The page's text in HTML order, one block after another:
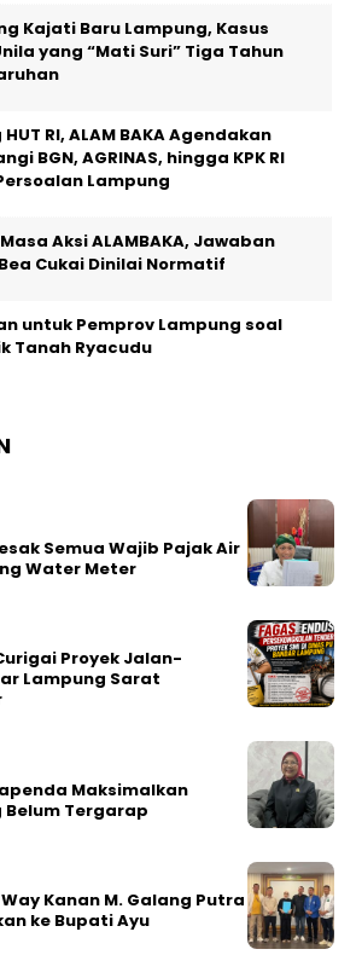
Kajati Baru Lampung, Kasus
yang “Mati Suri” Tiga Tahun
RI, ALAM BAKA Agendakan
BGN, AGRINAS, hingga KPK RI
Lampung
Aksi ALAMBAKA, Jawaban
Cukai Dinilai Normatif
untuk Pemprov Lampung soal
Tanah Ryacudu
Semua Wajib Pajak Air
Water Meter
Proyek Jalan-
Lampung Sarat
Maksimalkan
Belum Tergarap
Kanan M. Galang Putra
ke Bupati Ayu